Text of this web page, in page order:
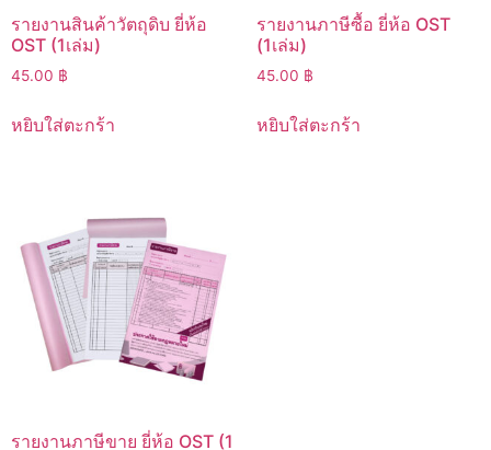
รายงานสินค้าวัตถุดิบ ยี่ห้อ
OST (1เล่ม)
45.00 ฿
หยิบใส่ตะกร้า
รายงานภาษีซื้อ ยี่ห้อ OST
(1เล่ม)
45.00 ฿
หยิบใส่ตะกร้า
รายงานภาษีขาย ยี่ห้อ OST (1